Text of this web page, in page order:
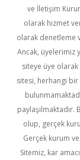
ve İletişim
olarak hizmet
olarak denetleme
Ancak, üyelerimiz
siteye üye
sitesi, herhangi bir
olup, gerçek
Gerçek kurum
Sitemiz, kar